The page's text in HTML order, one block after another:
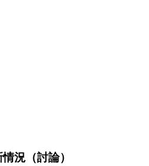
況（討論）